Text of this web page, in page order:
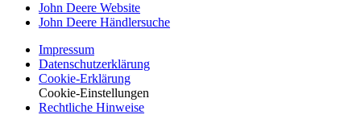
John Deere Website
John Deere Händ­ler­suche
Impressum
Datenschutz­erklärung
Cookie-Erklä­rung
Cookie-Einstellungen
Recht­liche Hinweise